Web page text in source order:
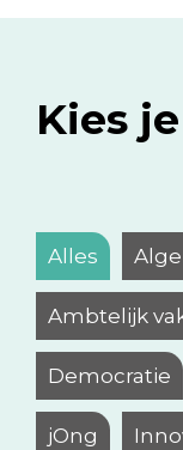
Kies
Alles
Ambtelijk
Democratie
jOng